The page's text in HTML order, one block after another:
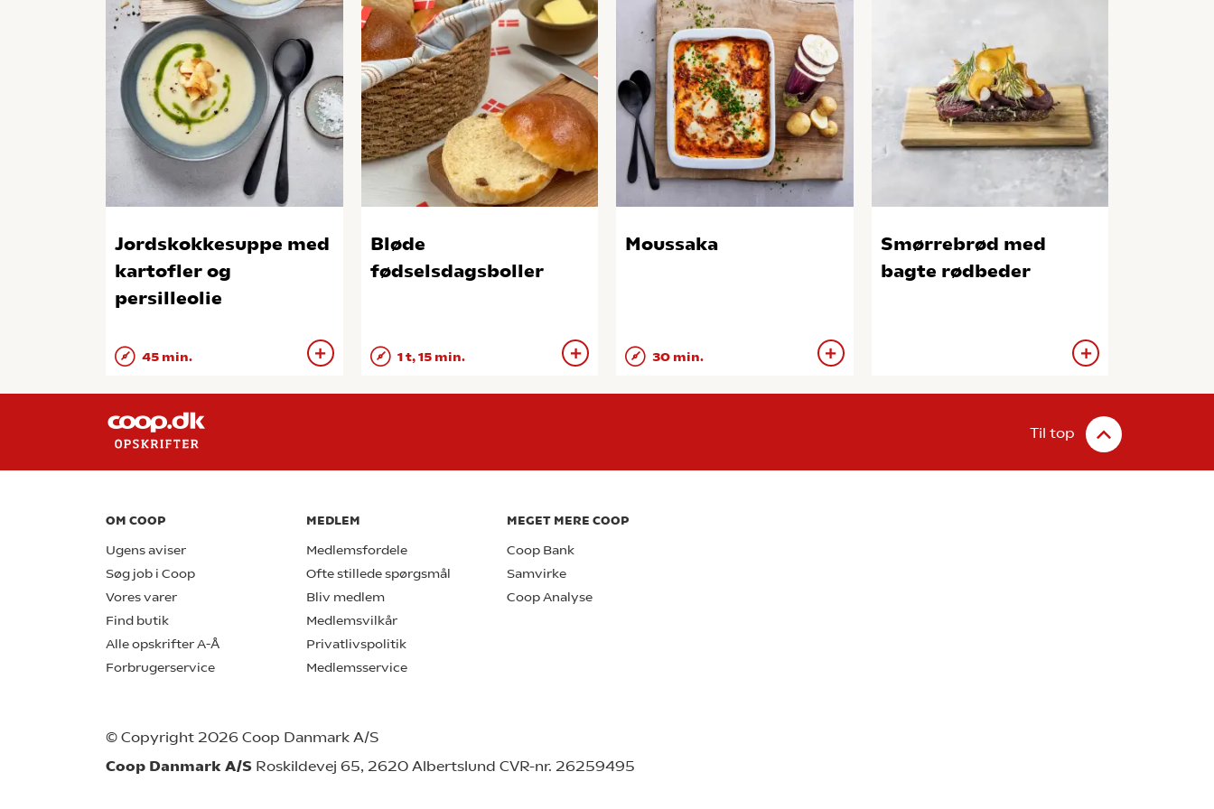
Jordskokkesuppe med
kartofler og
persilleolie
45 min.
Bløde
fødselsdagsboller
1 t, 15 min.
Moussaka
30 min.
Smørrebrød med
bagte rødbeder
Til top
OM COOP
Ugens aviser
Søg job i Coop
Vores varer
Find butik
Alle opskrifter A-Å
Forbrugerservice
MEDLEM
Medlemsfordele
Ofte stillede spørgsmål
Bliv medlem
Medlemsvilkår
Privatlivspolitik
Medlemsservice
MEGET MERE COOP
Coop Bank
Samvirke
Coop Analyse
© Copyright 2026 Coop Danmark A/S
Coop Danmark A/S Roskildevej 65, 2620 Albertslund CVR-nr. 26259495